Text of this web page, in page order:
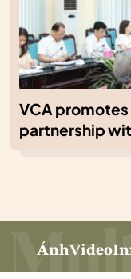
VCA
partnership
ẢnhVideo